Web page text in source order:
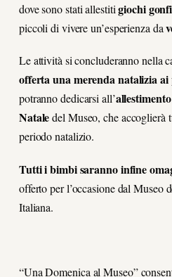
dove sono stati allestitigiochi
piccoli di vivere un’esperienza da
Le attività si concluderanno nella
offerta una merenda natalizia
potranno dedicarsi all’
Nataledel Museo, che accoglierà
periodo natalizio.
Tutti i bimbi saranno infine
offerto per l’occasione dal Museo
Italiana.
“Una Domenica al Museo”